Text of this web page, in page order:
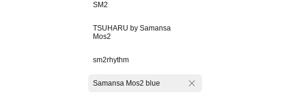
SM2
TSUHARU by Samansa
Mos2
sm2rhythm
Samansa Mos2 blue